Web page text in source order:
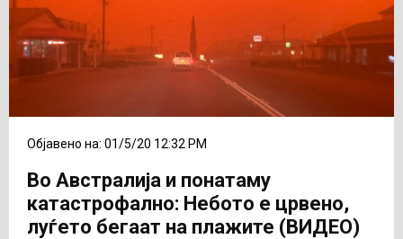
Објавено на: 01/5/20 12:32 PM
Во Австралија и понатаму
катастрофално: Небото е црвено,
луѓето бегаат на плажите (ВИДЕО)